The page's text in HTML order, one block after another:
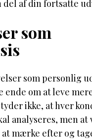
del af din fortsatte
som
som personlig
ende om at leve
ikke, at hver
analyseres, men at
mærke efter og